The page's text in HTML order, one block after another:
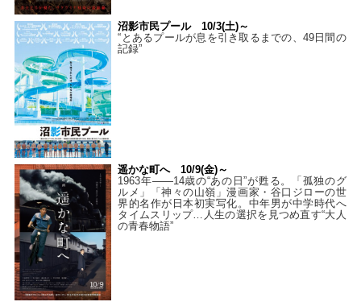
沼影市民プール 10/3(土)～
“とあるプールが息を引き取るまでの、49日間の
記録”
遥かな町へ 10/9(金)～
1963年――14歳の“あの日”が甦る。「孤独のグ
ルメ」「神々の山嶺」漫画家・谷口ジローの世
界的名作が日本初実写化。中年男が中学時代へ
タイムスリップ…人生の選択を見つめ直す“大人
の青春物語”